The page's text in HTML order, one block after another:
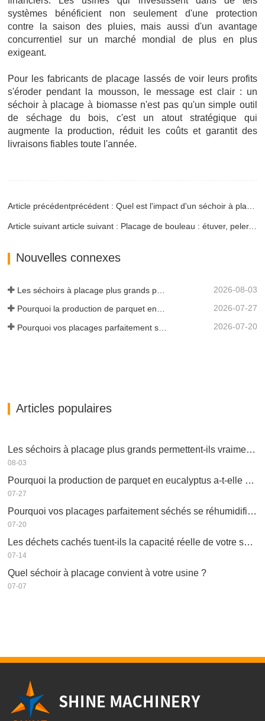
systèmes bénéficient non seulement d'une protection
contre la saison des pluies, mais aussi d'un avantage
concurrentiel sur un marché mondial de plus en plus
exigeant.
Pour les fabricants de placage lassés de voir leurs profits
s'éroder pendant la mousson, le message est clair : un
séchoir à placage à biomasse n'est pas qu'un simple outil
de séchage du bois, c'est un atout stratégique qui
augmente la production, réduit les coûts et garantit des
livraisons fiables toute l'année.
Article suivant article suivant : Placage de bouleau : étuver, peler, sécher
Nouvelles connexes
2026-08-03
Pourquoi la production de parquet en eucalyptus a-t-elle besoin d'un séchoir à placages ? 2026-07-27
2026-07-20
Articles populaires
Les séchoirs à placage plus grands permettent-ils vraiment d'économiser de l'argent ?
08-03
Pourquoi la production de parquet en eucalyptus a-t-elle besoin d'un séchoir à placages ?
07-27
Pourquoi vos placages parfaitement séchés se réhumidifient-ils ?
07-20
Les déchets cachés tuent-ils la capacité réelle de votre séchoir à placage ?
07-14
Quel séchoir à placage convient à votre usine ?
07-07